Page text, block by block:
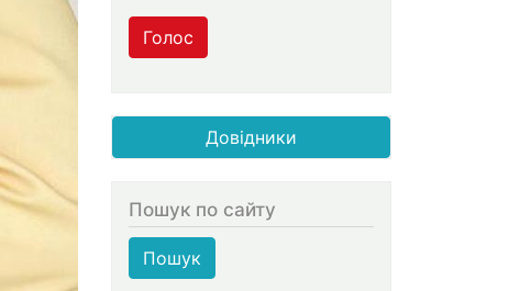
Голос
Довідники
Пошук по сайту
Пошук